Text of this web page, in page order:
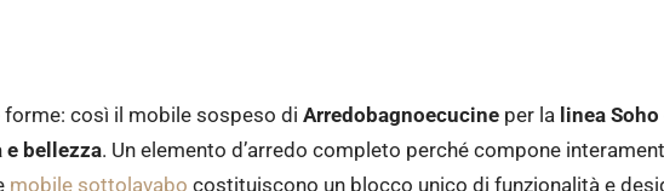
forme: così il mobile sospeso di Arredobagnoecucine per la linea Soho
e bellezza. Un elemento d’arredo completo perché compone
mobile sottolavabo costituiscono un blocco unico di funzionalità e